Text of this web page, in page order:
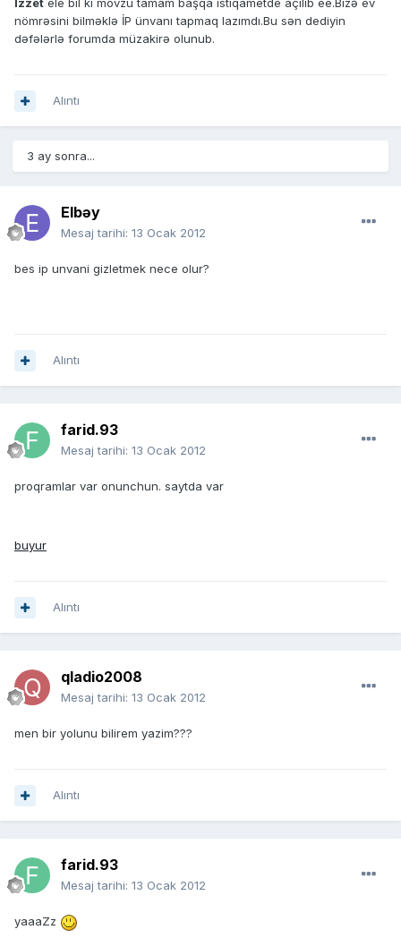
Izzet ele bil ki movzu tamam başqa istiqametde açılıb ee.Bizə ev
nömrəsini bilməklə İP ünvanı tapmaq lazımdı.Bu sən dediyin
dəfələrlə forumda müzakirə olunub.
Alıntı
3 ay sonra...
Elbəy
Mesaj tarihi: 13 Ocak 2012
bes ip unvani gizletmek nece olur?
Alıntı
farid.93
Mesaj tarihi: 13 Ocak 2012
proqramlar var onunchun. saytda var
buyur
Alıntı
qladio2008
Mesaj tarihi: 13 Ocak 2012
men bir yolunu bilirem yazim???
Alıntı
farid.93
Mesaj tarihi: 13 Ocak 2012
yaaaZz